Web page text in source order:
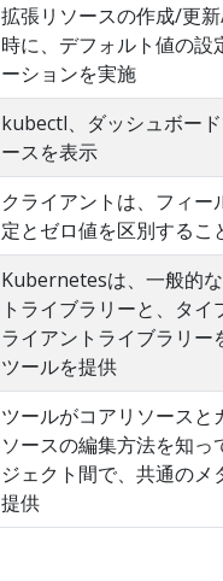
拡張リソースの作成/更
時に、デフォルト値の設
ーションを実施
kubectl、ダッシュボー
ースを表示
クライアントは、フィー
定とゼロ値を区別するこ
Kubernetesは、一般的
トライブラリーと、タイ
ライアントライブラリー
ツールを提供
ツールがコアリソースと
ソースの編集方法を知っ
ジェクト間で、共通のメ
提供